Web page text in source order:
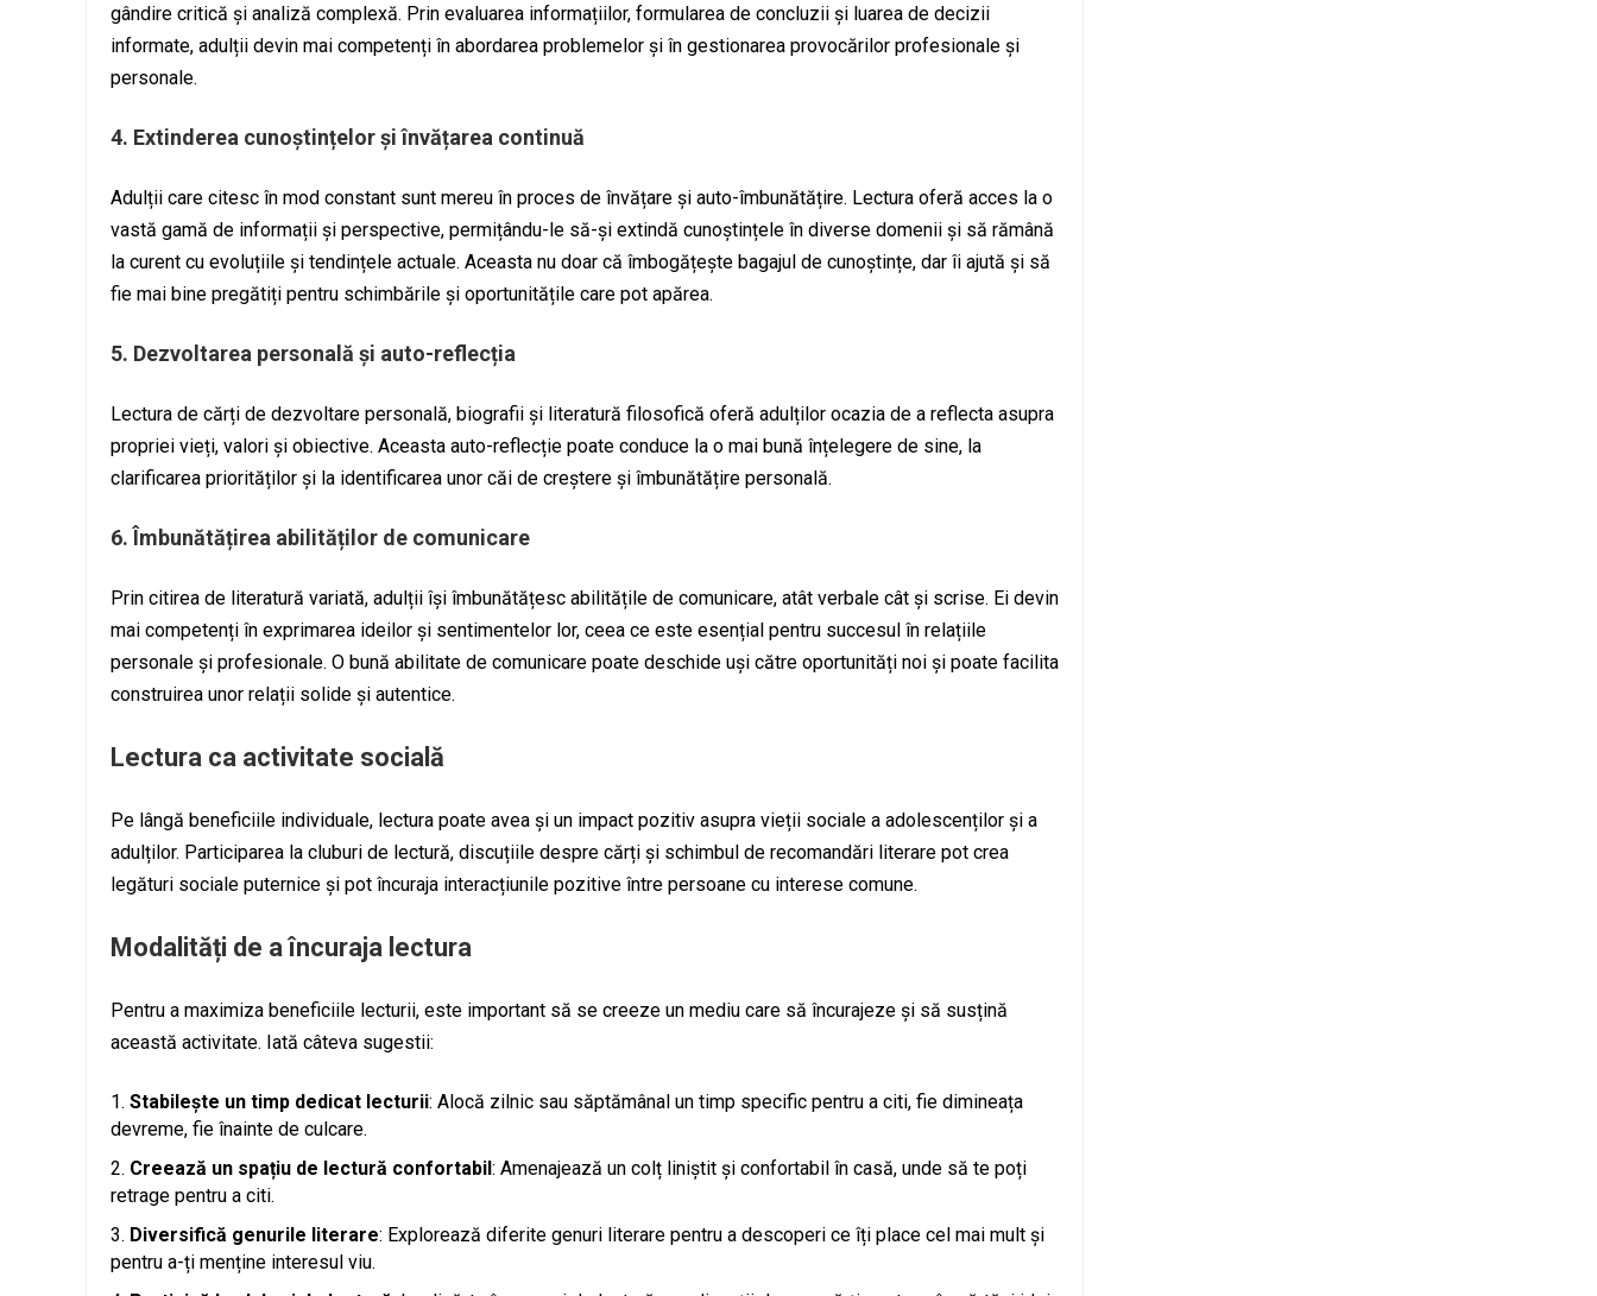
gândire critică și analiză complexă. Prin evaluarea informațiilor, formularea de concluzii și luarea de decizii
informate, adulții devin mai competenți în abordarea problemelor și în gestionarea provocărilor profesionale și
personale.
4. Extinderea cunoștințelor și învățarea continuă
Adulții care citesc în mod constant sunt mereu în proces de învățare și auto-îmbunătățire. Lectura oferă acces la o
vastă gamă de informații și perspective, permițându-le să-și extindă cunoștințele în diverse domenii și să rămână
la curent cu evoluțiile și tendințele actuale. Aceasta nu doar că îmbogățește bagajul de cunoștințe, dar îi ajută și să
fie mai bine pregătiți pentru schimbările și oportunitățile care pot apărea.
5. Dezvoltarea personală și auto-reflecția
Lectura de cărți de dezvoltare personală, biografii și literatură filosofică oferă adulților ocazia de a reflecta asupra
propriei vieți, valori și obiective. Aceasta auto-reflecție poate conduce la o mai bună înțelegere de sine, la
clarificarea priorităților și la identificarea unor căi de creștere și îmbunătățire personală.
6. Îmbunătățirea abilităților de comunicare
Prin citirea de literatură variată, adulții își îmbunătățesc abilitățile de comunicare, atât verbale cât și scrise. Ei devin
mai competenți în exprimarea ideilor și sentimentelor lor, ceea ce este esențial pentru succesul în relațiile
personale și profesionale. O bună abilitate de comunicare poate deschide uși către oportunități noi și poate facilita
construirea unor relații solide și autentice.
Lectura ca activitate socială
Pe lângă beneficiile individuale, lectura poate avea și un impact pozitiv asupra vieții sociale a adolescenților și a
adulților. Participarea la cluburi de lectură, discuțiile despre cărți și schimbul de recomandări literare pot crea
legături sociale puternice și pot încuraja interacțiunile pozitive între persoane cu interese comune.
Modalități de a încuraja lectura
Pentru a maximiza beneficiile lecturii, este important să se creeze un mediu care să încurajeze și să susțină
această activitate. Iată câteva sugestii:
Stabilește un timp dedicat lecturii: Alocă zilnic sau săptămânal un timp specific pentru a citi, fie dimineața
devreme, fie înainte de culcare.
Creează un spațiu de lectură confortabil: Amenajează un colț liniștit și confortabil în casă, unde să te poți
retrage pentru a citi.
Diversifică genurile literare: Explorează diferite genuri literare pentru a descoperi ce îți place cel mai mult și
pentru a-ți menține interesul viu.